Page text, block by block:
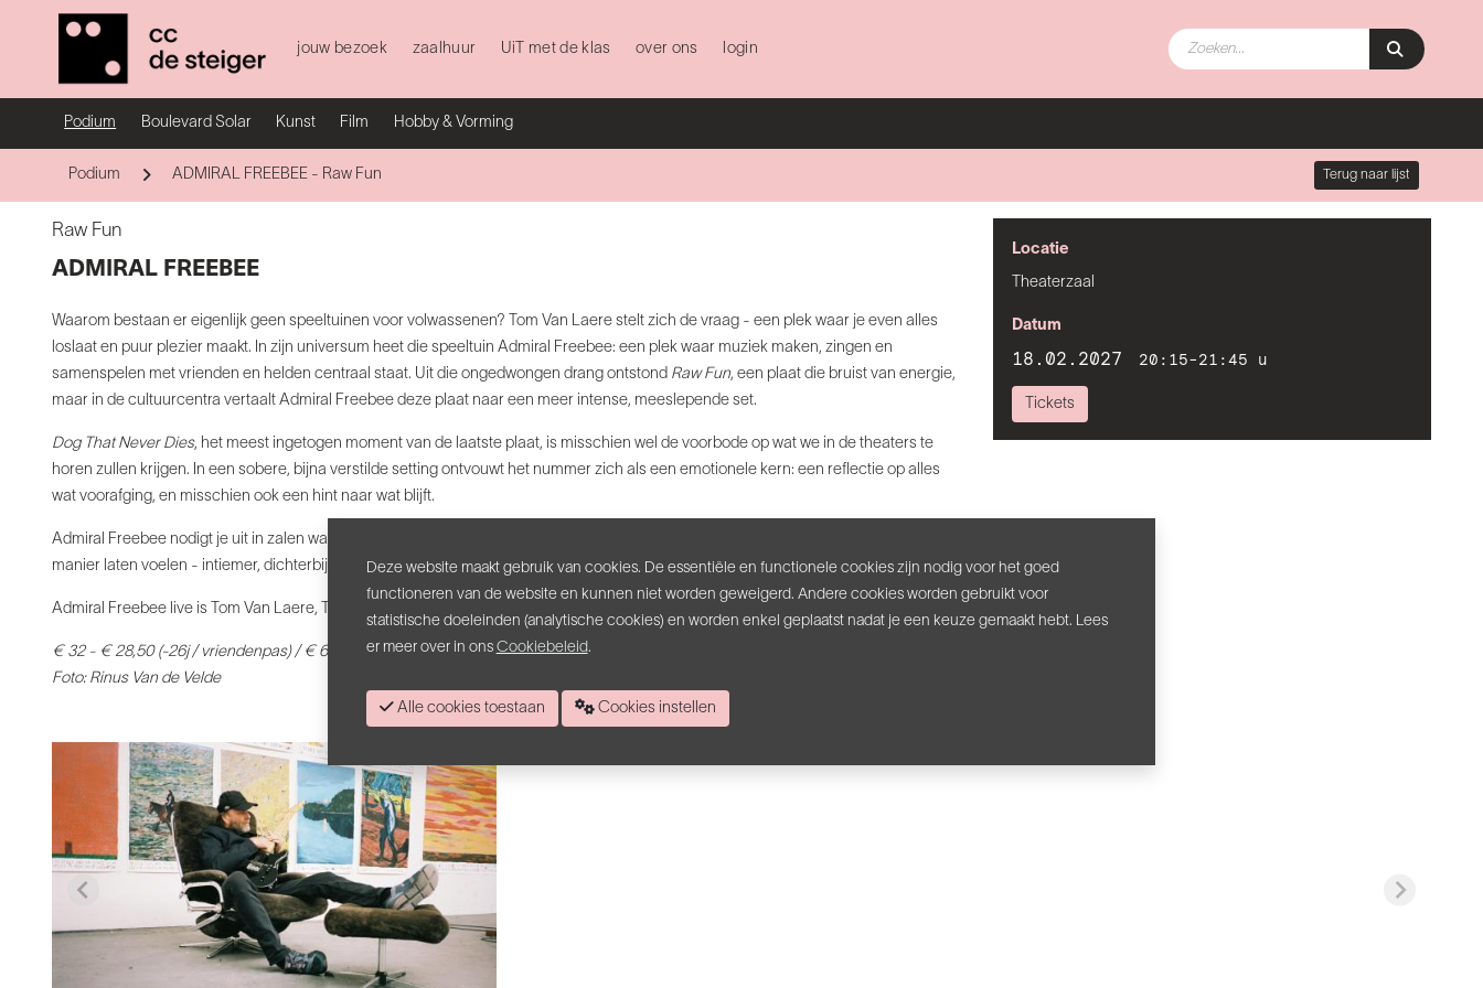
jouw bezoek zaalhuur UiT met de klas over ons login
Podium Boulevard Solar Kunst Film Hobby & Vorming
Podium ADMIRAL FREEBEE - Raw Fun Terug naar lijst
Raw Fun
ADMIRAL FREEBEE
Waarom bestaan er eigenlijk geen speeltuinen voor volwassenen? Tom Van Laere stelt zich de vraag - een plek waar je even alles
loslaat en puur plezier maakt. In zijn universum heet die speeltuin Admiral Freebee: een plek waar muziek maken, zingen en
samenspelen met vrienden en helden centraal staat. Uit die ongedwongen drang ontstond Raw Fun, een plaat die bruist van energie,
maar in de cultuurcentra vertaalt Admiral Freebee deze plaat naar een meer intense, meeslepende set.
Dog That Never Dies, het meest ingetogen moment van de laatste plaat, is misschien wel de voorbode op wat we in de theaters te
horen zullen krijgen. In een sobere, bijna verstilde setting ontvouwt het nummer zich als een emotionele kern: een reflectie op alles
wat voorafging, en misschien ook een hint naar wat blijft.
Admiral Freebee nodigt je uit in zalen waar de muziek mag ademen. Waar je zit, luistert en de songs van
manier laten voelen - intiemer, dichterbij.
Admiral Freebee live is Tom Van Laere, Tim Coene, Senne Guns en Laurens Billiet.
€ 32 - € 28,50 (-26j / vriendenpas)/ € 6,40 kansentarief
Foto: Rinus Van de Velde
Locatie
Theaterzaal
Datum
18.02.2027 20:15-21:45 u
Tickets
Deze website maakt gebruik van cookies. De essentiële en functionele cookies zijn nodig voor het goed
functioneren van de website en kunnen niet worden geweigerd. Andere cookies worden gebruikt voor
statistische doeleinden (analytische cookies) en worden enkel geplaatst nadat je een keuze gemaakt hebt. Lees
er meer over in ons Cookiebeleid.
Alle cookies toestaan Cookies instellen